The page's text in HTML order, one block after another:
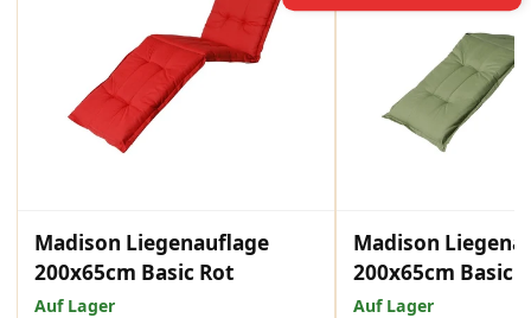
Madison Liegenauflage
200x65cm Basic Rot
Auf Lager
Madison
200x65cm Basic
Auf Lager